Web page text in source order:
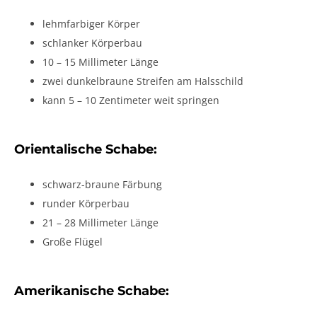
lehmfarbiger Körper
schlanker Körperbau
10 – 15 Millimeter Länge
zwei dunkelbraune Streifen am Halsschild
kann 5 – 10 Zentimeter weit springen
Orientalische Schabe:
schwarz-braune Färbung
runder Körperbau
21 – 28 Millimeter Länge
Große Flügel
Amerikanische Schabe: